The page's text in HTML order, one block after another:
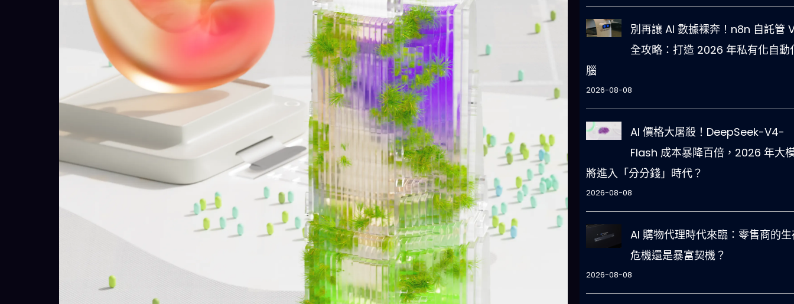
別再讓 AI 數據裸奔！n8n 自託管
全攻略：打造 2026 年私有化自動
腦
2026-08-08
AI 價格大屠殺！DeepSeek-V4-
Flash 成本暴降百倍，2026 年大
將進入「分分錢」時代？
2026-08-08
AI 購物代理時代來臨：零售商的
危機還是暴富契機？
2026-08-08